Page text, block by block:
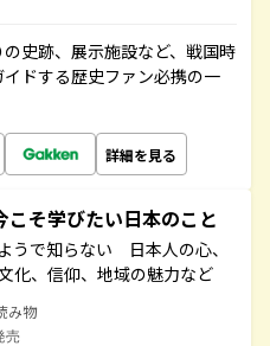
史跡、展示施設など、戦国時
ドする歴史ファン必携の一
詳細を見る
そ学びたい日本のこと
うで知らない 日本人の心、
化、信仰、地域の魅力など
み物
売